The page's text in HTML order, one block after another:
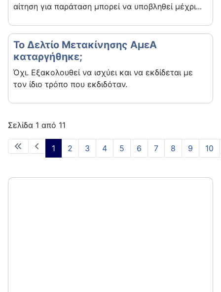
αίτηση για παράταση μπορεί να υποβληθεί μέχρι...
Το Δελτίο Μετακίνησης ΑμεΑ
καταργήθηκε;
Όχι. Εξακολουθεί να ισχύει και να εκδίδεται με
τον ίδιο τρόπο που εκδιδόταν.
Σελίδα 1 από 11
1 2 3 4 5 6 7 8 9 10